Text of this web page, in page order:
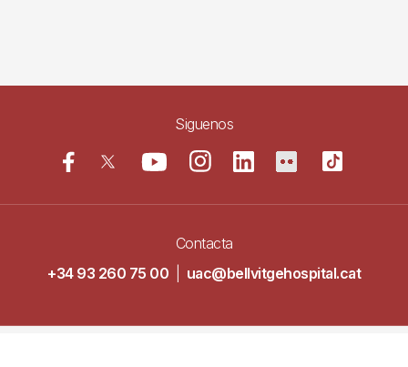
Siguenos
Contacta
+34 93 260 75 00
uac@bellvitgehospital.cat